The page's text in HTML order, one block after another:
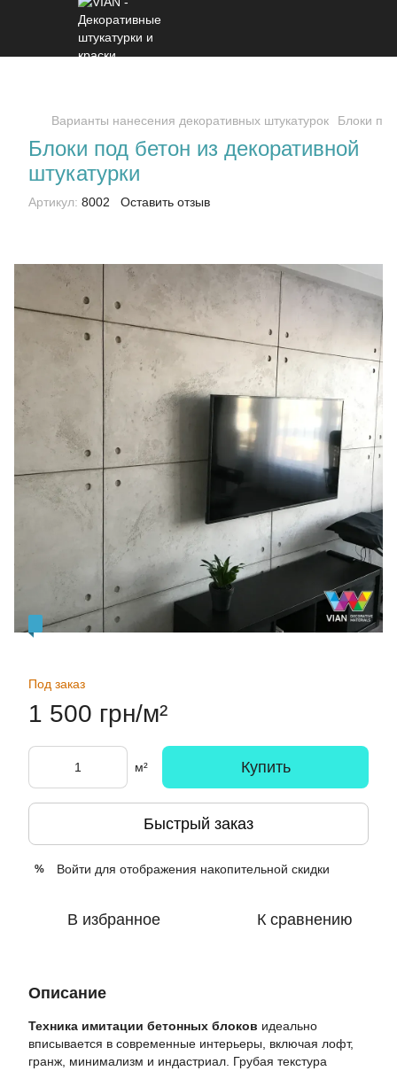
Варианты нанесения декоративных штукатурок Блоки
Блоки под бетон из декоративной
штукатурки
Артикул: 8002 Оставить отзыв
Под заказ
1 500 грн/м²
м² Купить
Быстрый заказ
% Войти для отображения накопительной скидки
В избранное К сравнению
Описание
Техника имитации бетонных блоков идеально
вписывается в современные интерьеры, включая лофт,
гранж, минимализм и индастриал. Грубая текстура